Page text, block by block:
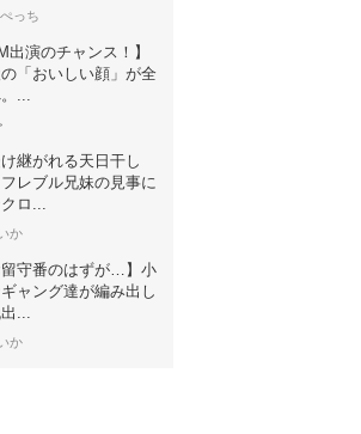
っち
出演のチャンス！】
「おいしい顔」が全
...
け継がれる天日干し
レブル兄妹の見事に
ロ...
か
留守番のはずが…】小
ャング達が編み出し
...
か